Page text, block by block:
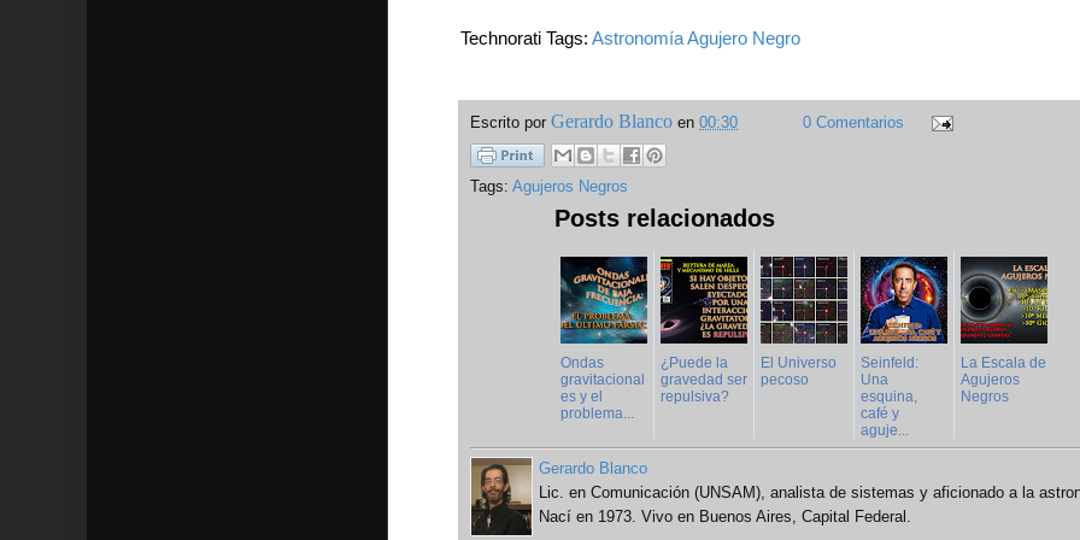
Technorati Tags: AstronomíaAgujero Negro
Escrito por Gerardo Blanco en 00:30 0 Comentarios
Tags: Agujeros Negros
Posts relacionados
Ondas
gravitacional
es y el
problema...
¿Puede la
gravedad ser
repulsiva?
El Universo
pecoso
Seinfeld:
Una
esquina,
café y
aguje...
La Escala de
Agujeros
Negros
Gerardo Blanco
Lic. en Comunicación (UNSAM), analista de sistemas y aficionado a la
Nací en 1973. Vivo en Buenos Aires, Capital Federal.